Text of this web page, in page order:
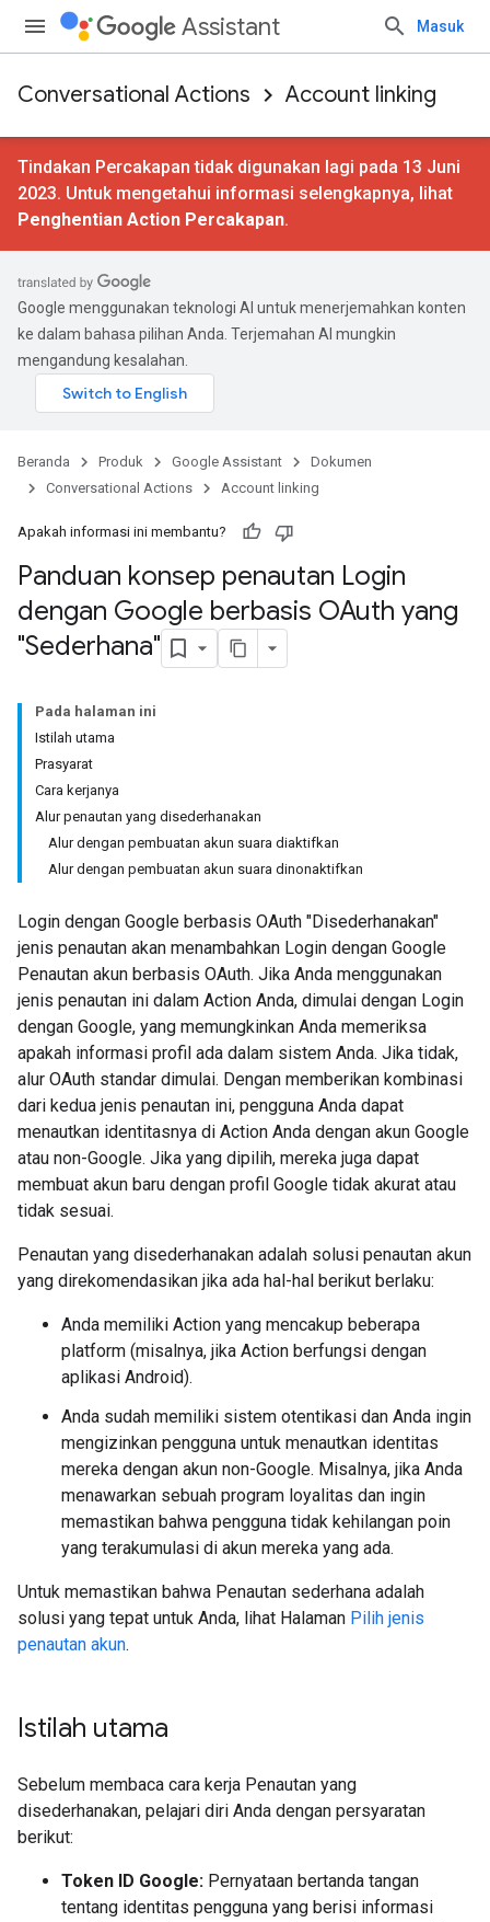
Assistant Masuk
Conversational Actions Account linking
Tindakan Percakapan tidak digunakan lagi pada 13 Juni
2023. Untuk mengetahui informasi selengkapnya, lihat
Penghentian Action Percakapan.
Google menggunakan teknologi AI untuk menerjemahkan konten
ke dalam bahasa pilihan Anda. Terjemahan AI mungkin
mengandung kesalahan.
Beranda Produk Google Assistant
Dokumen
Conversational Actions
Account linking
Apakah informasi ini membantu?
Panduan konsep penautan Login
dengan Google berbasis OAuth yang
"Sederhana"
Pada halaman ini
Istilah utama
Prasyarat
Cara kerjanya
Alur penautan yang disederhanakan
Alur dengan pembuatan akun suara diaktifkan
Alur dengan pembuatan akun suara dinonaktifkan
Login dengan Google berbasis OAuth "Disederhanakan"
jenis penautan akan menambahkan Login dengan Google
Penautan akun berbasis OAuth. Jika Anda menggunakan
jenis penautan ini dalam Action Anda, dimulai dengan Login
dengan Google, yang memungkinkan Anda memeriksa
apakah informasi profil ada dalam sistem Anda. Jika tidak,
alur OAuth standar dimulai. Dengan memberikan kombinasi
dari kedua jenis penautan ini, pengguna Anda dapat
menautkan identitasnya di Action Anda dengan akun Google
atau non-Google. Jika yang dipilih, mereka juga dapat
membuat akun baru dengan profil Google tidak akurat atau
tidak sesuai.
Penautan yang disederhanakan adalah solusi penautan akun
yang direkomendasikan jika ada hal-hal berikut berlaku:
Anda memiliki Action yang mencakup beberapa
platform (misalnya, jika Action berfungsi dengan
aplikasi Android).
Anda sudah memiliki sistem otentikasi dan Anda ingin
mengizinkan pengguna untuk menautkan identitas
mereka dengan akun non-Google. Misalnya, jika Anda
menawarkan sebuah program loyalitas dan ingin
memastikan bahwa pengguna tidak kehilangan poin
yang terakumulasi di akun mereka yang ada.
Untuk memastikan bahwa Penautan sederhana adalah
solusi yang tepat untuk Anda, lihat Halaman Pilih jenis
penautan akun.
Istilah utama
Sebelum membaca cara kerja Penautan yang
disederhanakan, pelajari diri Anda dengan persyaratan
berikut:
Token ID Google: Pernyataan bertanda tangan
tentang identitas pengguna yang berisi informasi